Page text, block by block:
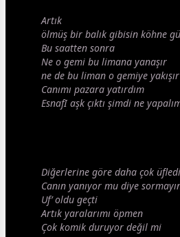
Artık
ölmüş bir balık gibisin köhne
Bu saatten sonra
Ne o gemi bu limana yanaşır
ne de bu liman o gemiye yakışır
Canımı pazara yatırdım
EsnafIaşk çıktı şimdi ne
Diğerlerine göre daha çok
Canın yanıyor mu diye
Uf’ oldu geçti
Artık yaralarımı öpmen
Çok komik duruyor değil mi